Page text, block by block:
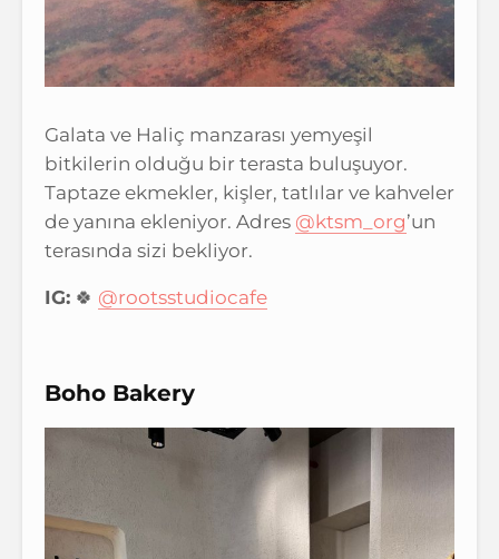
Galata ve Haliç manzarası yemyeşil
bitkilerin olduğu bir terasta buluşuyor.
Taptaze ekmekler, kişler, tatlılar ve kahveler
de yanına ekleniyor. Adres @ktsm_org’un
terasında sizi bekliyor.
IG: 🍀 @rootsstudiocafe
Boho Bakery